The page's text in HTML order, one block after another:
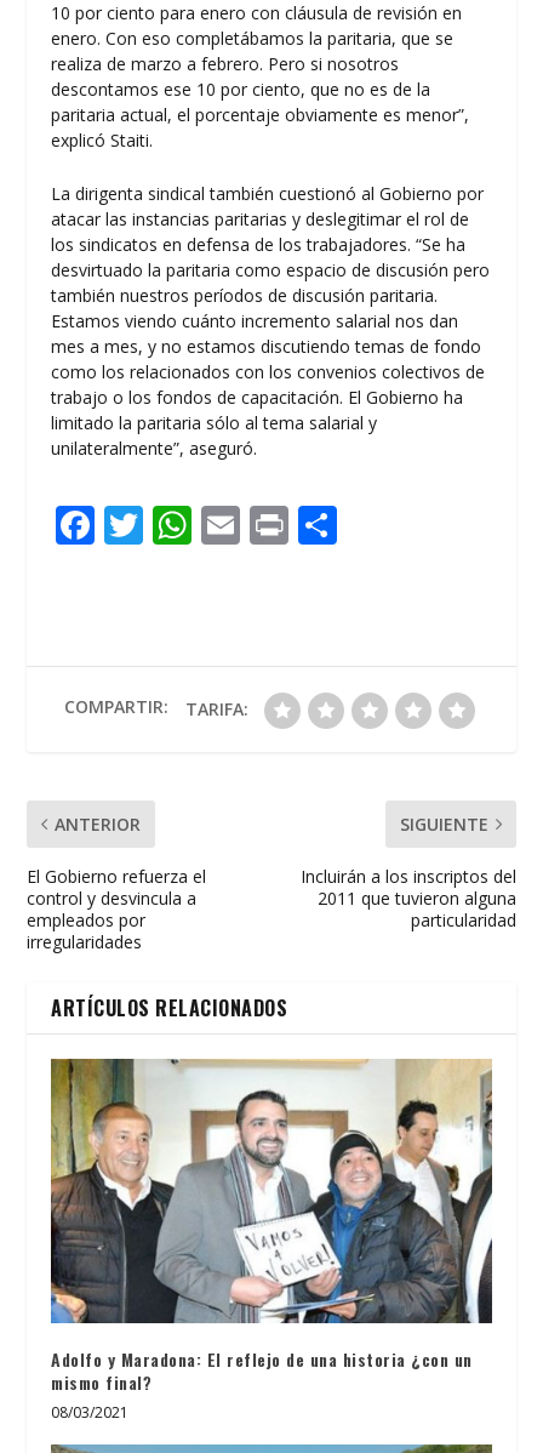
10 por ciento para enero con cláusula de revisión en
enero. Con eso completábamos la paritaria, que se
realiza de marzo a febrero. Pero si nosotros
descontamos ese 10 por ciento, que no es de la
paritaria actual, el porcentaje obviamente es menor”,
explicó Staiti.
La dirigenta sindical también cuestionó al Gobierno por
atacar las instancias paritarias y deslegitimar el rol de
los sindicatos en defensa de los trabajadores. “Se ha
desvirtuado la paritaria como espacio de discusión pero
también nuestros períodos de discusión paritaria.
Estamos viendo cuánto incremento salarial nos dan
mes a mes, y no estamos discutiendo temas de fondo
como los relacionados con los convenios colectivos de
trabajo o los fondos de capacitación. El Gobierno ha
limitado la paritaria sólo al tema salarial y
unilateralmente”, aseguró.
F
o
o
T W
A
p
E Pr
ar
ti
COMPARTIR: TARIFA:
ANTERIOR
El Gobierno refuerza el
control y desvincula a
empleados por
irregularidades
SIGUIENTE
Incluirán a los inscriptos del
2011 que tuvieron alguna
particularidad
ARTÍCULOS RELACIONADOS
Adolfo y Maradona: El reflejo de una historia ¿con un
mismo final?
08/03/2021